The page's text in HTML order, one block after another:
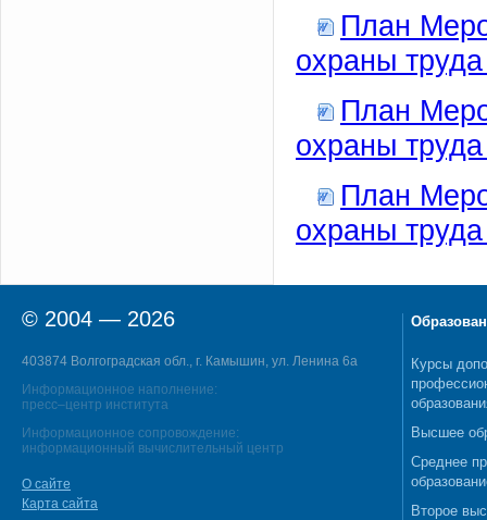
План
охраны труда
План
охраны труда
План
охраны труда
© 2004 — 2026
403874 Волгоградская обл., г. Камышин, ул. Ленина 6а
Информационное наполнение:
пресс–центр института
Информационное сопровождение:
информационный вычислительный центр
О сайте
Карта сайта
Курсы
Высшее
Среднее
Второе